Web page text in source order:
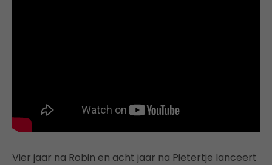
Vier jaar na Robin en acht jaar na Pietertje lanceert